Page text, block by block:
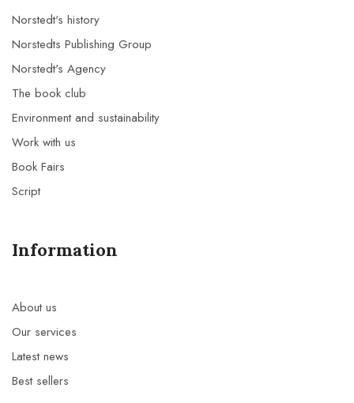
Norstedt's history
Norstedts Publishing Group
Norstedt's Agency
The book club
Environment and sustainability
Work with us
Book Fairs
Script
Information
About us
Our services
Latest news
Best sellers